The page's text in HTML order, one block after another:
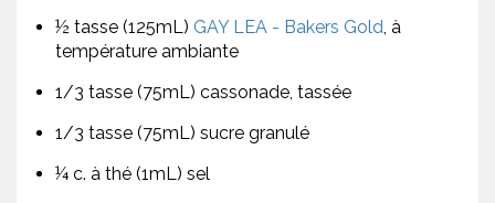
½ tasse (125mL) GAY LEA - Bakers Gold, à
température ambiante
1/3 tasse (75mL) cassonade, tassée
1/3 tasse (75mL) sucre granulé
¼ c. à thé (1mL) sel